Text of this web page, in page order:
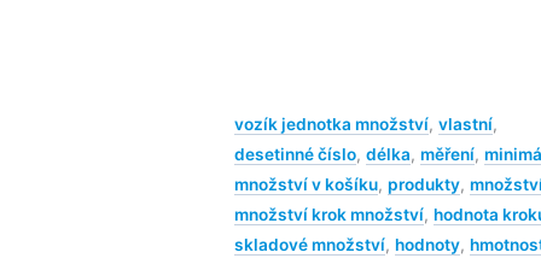
vozík jednotka množství, vlastní,
desetinné číslo, délka, měření,
množství v košíku, produkty,
množství krok množství, hodnota
skladové množství, hodnoty,